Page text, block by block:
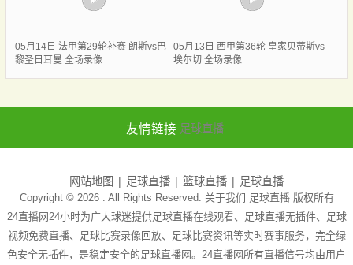
05月14日 法甲第29轮补赛 朗斯vs巴
黎圣日耳曼 全场录像
05月13日 西甲第36轮 皇家贝蒂斯vs
埃尔切 全场录像
友情链接 足球直播
网站地图 足球直播 篮球直播 足球直播
Copyright © 2026 . All Rights Reserved. 关于我们 足球直播版权所有
24直播网24小时为广大球迷提供足球直播在线观看、足球直播无插件、足球
视频免费直播、足球比赛录像回放、足球比赛资讯等实时赛事服务，完全绿
色安全无插件，是稳定安全的足球直播网。24直播网所有直播信号均由用户